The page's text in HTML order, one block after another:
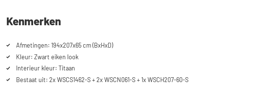
Kenmerken
Afmetingen: 194x207x65 cm (BxHxD)
Kleur: Zwart eiken look
Interieur kleur: Titaan
Bestaat uit: 2x WSCS1462-S + 2x WSCN061-S + 1x WSCH207-60-S